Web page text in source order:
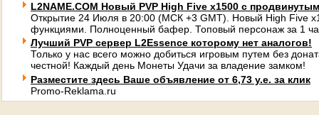
L2NAME.COM Новый PVP High Five x1500 с
Открытие 24 Июля в 20:00 (МСК +3 GMT). Новый High Five
функциями. Полноценный бафер. Топовый персонаж за 1
Лучший PVP сервер L2Essence которому нет аналогов!
Только у нас всего можно добиться игровым путем без
честной! Каждый день Монеты Удачи за владение замком!
Разместите здесь Ваше объявление от 6,73 у.е. за клик
Promo-Reklama.ru